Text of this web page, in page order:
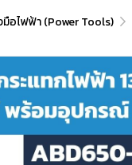
มือไฟฟ้า (Power Tools)